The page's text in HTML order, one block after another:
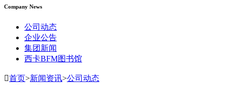
Company News
公司动态
企业公告
集团新闻
西卡BFM图书馆
首页>新闻资讯>公司动态